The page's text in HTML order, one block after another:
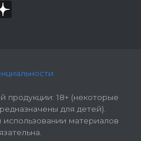
продукции: 18+ (некоторые
для детей).
материалов